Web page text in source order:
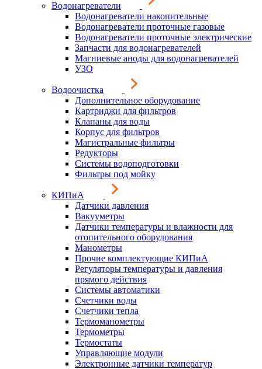
Водонагреватели
Водонагреватели накопительные
Водонагреватели проточные газовые
Водонагреватели проточные электрические
Запчасти для водонагревателей
Магниевые аноды для водонагревателей
УЗО
Водоочистка
Дополнительное оборудование
Картриджи для фильтров
Клапаны для воды
Корпус для фильтров
Магистральные фильтры
Редукторы
Системы водоподготовки
Фильтры под мойку
КИПиА
Датчики давления
Вакууметры
Датчики температуры и влажности для
отопительного оборудования
Манометры
Прочие комплектующие КИПиА
Регуляторы температуры и давления
прямого действия
Системы автоматики
Счетчики воды
Счетчики тепла
Термоманометры
Термометры
Термостаты
Управляющие модули
Электронные датчики температур